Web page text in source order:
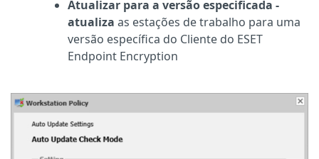
Atualizar para a versão especificada -
atualiza as estações de trabalho para uma
versão específica do Cliente do ESET
Endpoint Encryption